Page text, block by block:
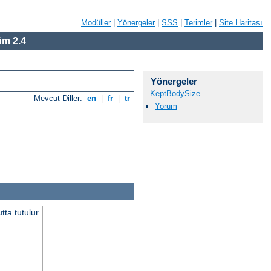
Modüller| Yönergeler| SSS Terimler| Site Haritası
2.4
Mevcut Diller: en fr tr
Yönergeler
KeptBodySize
Yorum
tutulur.